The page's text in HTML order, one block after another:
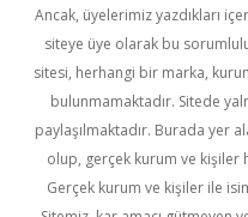
Ancak, üyelerimiz yazdıkları
siteye üye olarak bu
sitesi, herhangi bir marka,
bulunmamaktadır. Sitede
paylaşılmaktadır. Burada yer
olup, gerçek kurum ve kişiler
Gerçek kurum ve kişiler ile